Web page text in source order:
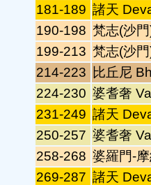
181-189 諸天
190-198 梵志(沙
199-213 梵志(沙
214-223
比丘尼
224-230 婆耆奢
231-249 諸天
250-257 婆耆奢
258-268 婆羅門-
269-287 諸天